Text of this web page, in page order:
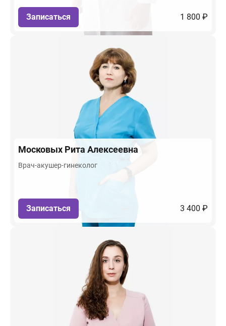
Записаться 1 800 ₽
Московых Рита Алексеевна
Врач-акушер-гинеколог
Записаться 3 400 ₽